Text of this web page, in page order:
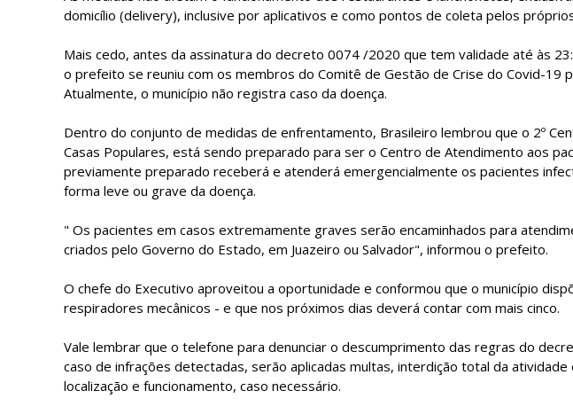
domicílio (delivery), inclusive por aplicativos e como pontos de coleta pelos
Mais cedo, antes da assinatura do decreto 0074 /2020 que tem validade até às
o prefeito se reuniu com os membros do Comitê de Gestão de Crise do Covid-19
Atualmente, o município não registra caso da doença.
Dentro do conjunto de medidas de enfrentamento, Brasileiro lembrou que o 2º
Casas Populares, está sendo preparado para ser o Centro de Atendimento aos
previamente preparado receberá e atenderá emergencialmente os pacientes
forma leve ou grave da doença.
" Os pacientes em casos extremamente graves serão encaminhados para
criados pelo Governo do Estado, em Juazeiro ou Salvador", informou o prefeito.
O chefe do Executivo aproveitou a oportunidade e conformou que o município
respiradores mecânicos - e que nos próximos dias deverá contar com mais cinco.
Vale lembrar que o telefone para denunciar o descumprimento das regras do
caso de infrações detectadas, serão aplicadas multas, interdição total da atividade
localização e funcionamento, caso necessário.